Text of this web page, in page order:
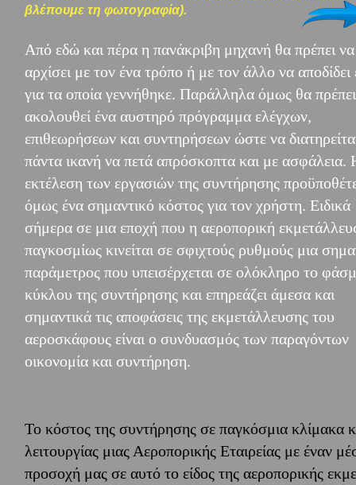
Από εδώ και πέρα η πανάκριβη μηχανή θα πρέπει να
αρχίσει με τον ένα τρόπο ή με τον άλλο να αποδίδει
για τα οποία γεννήθηκε. Παράλληλα όμως θα
ακολουθεί ένα αυστηρό πρόγραμμα ελέγχων,
επιθεωρήσεων και συντηρήσεων ώστε να
πάντα ικανή να πετά απρόσκοπτα και με ασφάλεια.
εκτέλεση των εργασιών της συντήρησης
όμως ένα σημαντικό κόστος για τον χρήστη. Ειδικά
σήμερα σε μια εποχή που η αεροπορική
παγκοσμίως κινείται σε σφιχτούς ρυθμούς μια
παράμετρος που υπεισέρχεται σε ολόκληρο το
κύκλου της συντήρησης και επηρεάζει άμεσα και
σημαντικά τις αποφάσεις της εκμετάλλευσης του
αεροσκάφους είναι ο συνδυασμός των παραγόντων
οικονομία και συντήρηση.
βλέπουμε τη φωτογραφία).
Το κόστος της συντήρησης σε παγκόσμια κλίμακα
λειτουργίας μιας Αεροπορικής Εταιρείας με έναν
προσοχή μας σε αυτό το είδος της αεροπορικής